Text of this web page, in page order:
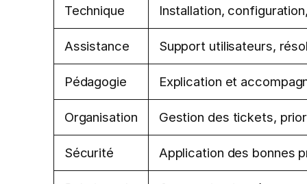
Technique Installation,
Assistance Support utilisateurs,
Pédagogie Explication et
Organisation Gestion des tickets,
Sécurité Application des bonnes